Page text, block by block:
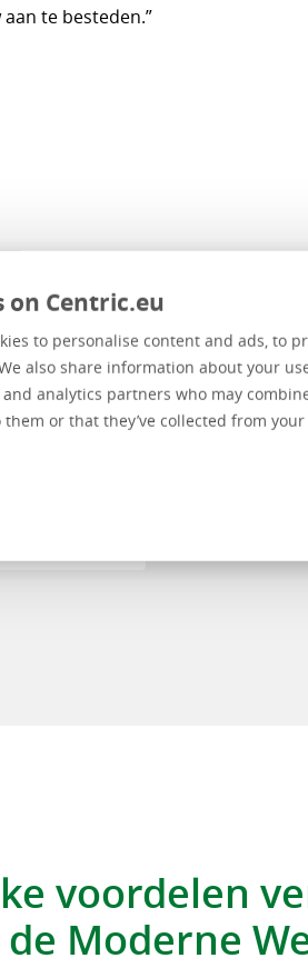
on Centric.eu
to personalise content and ads, to
also share information about your
analytics partners who may
or that they’ve collected from
te besteden.”
voordelen
Moderne